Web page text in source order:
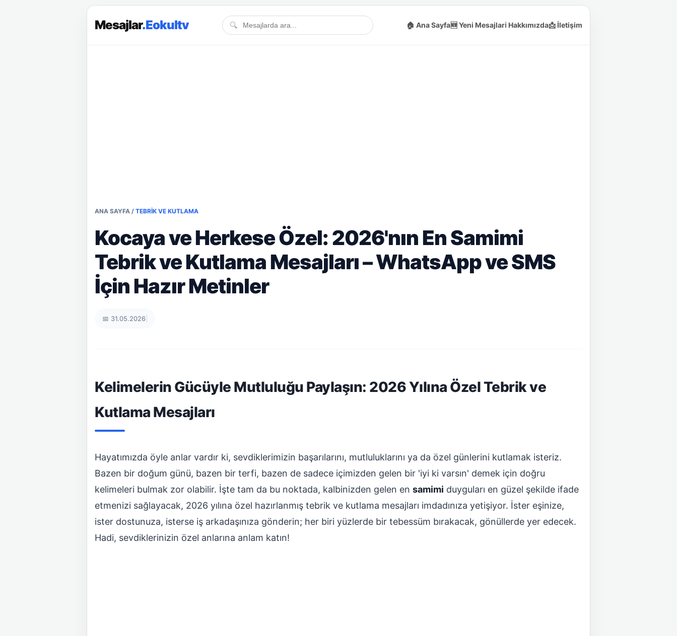
Mesajlar.Eokultv 🔍 🏠 Ana Sayfa🆕 Yeni Mesajlarℹ️ Hakkımızda📩 İletişim
ANA SAYFA / TEBRIK VE KUTLAMA
Kocaya ve Herkese Özel: 2026'nın En Samimi
Tebrik ve Kutlama Mesajları – WhatsApp ve SMS
İçin Hazır Metinler
📅 31.05.2026
Kelimelerin Gücüyle Mutluluğu Paylaşın: 2026 Yılına Özel Tebrik ve
Kutlama Mesajları
Hayatımızda öyle anlar vardır ki, sevdiklerimizin başarılarını, mutluluklarını ya da özel günlerini kutlamak isteriz.
Bazen bir doğum günü, bazen bir terfi, bazen de sadece içimizden gelen bir 'iyi ki varsın' demek için doğru
kelimeleri bulmak zor olabilir. İşte tam da bu noktada, kalbinizden gelen en samimi duyguları en güzel şekilde ifade
etmenizi sağlayacak, 2026 yılına özel hazırlanmış tebrik ve kutlama mesajları imdadınıza yetişiyor. İster eşinize,
ister dostunuza, isterse iş arkadaşınıza gönderin; her biri yüzlerde bir tebessüm bırakacak, gönüllerde yer edecek.
Hadi, sevdiklerinizin özel anlarına anlam katın!